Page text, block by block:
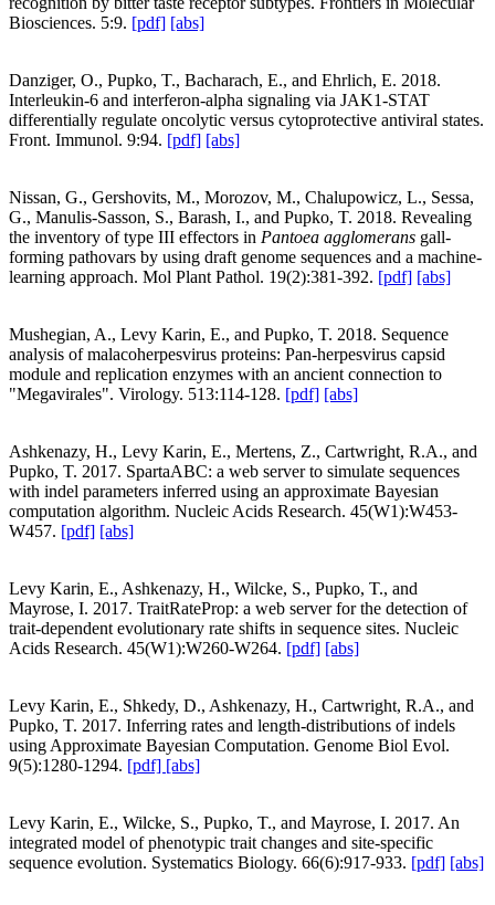
Biosciences. 5:9. [pdf] [abs]
Danziger, O., Pupko, T., Bacharach, E., and Ehrlich, E. 2018.
Interleukin-6 and interferon-alpha signaling via JAK1-STAT
differentially regulate oncolytic versus cytoprotective antiviral states.
Front. Immunol. 9:94. [pdf] [abs]
Nissan, G., Gershovits, M., Morozov, M., Chalupowicz, L., Sessa,
G., Manulis-Sasson, S., Barash, I., and Pupko, T. 2018. Revealing
the inventory of type III effectors in Pantoea agglomerans gall-
forming pathovars by using draft genome sequences and a machine-
learning approach. Mol Plant Pathol. 19(2):381-392. [pdf] [abs]
Mushegian, A., Levy Karin, E., and Pupko, T. 2018. Sequence
analysis of malacoherpesvirus proteins: Pan-herpesvirus capsid
module and replication enzymes with an ancient connection to
"Megavirales". Virology. 513:114-128. [pdf] [abs]
Ashkenazy, H., Levy Karin, E., Mertens, Z., Cartwright, R.A., and
Pupko, T. 2017. SpartaABC: a web server to simulate sequences
with indel parameters inferred using an approximate Bayesian
computation algorithm. Nucleic Acids Research. 45(W1):W453-
W457. [pdf] [abs]
Levy Karin, E., Ashkenazy, H., Wilcke, S., Pupko, T., and
Mayrose, I. 2017. TraitRateProp: a web server for the detection of
trait-dependent evolutionary rate shifts in sequence sites. Nucleic
Acids Research. 45(W1):W260-W264. [pdf] [abs]
Levy Karin, E., Shkedy, D., Ashkenazy, H., Cartwright, R.A., and
Pupko, T. 2017. Inferring rates and length-distributions of indels
using Approximate Bayesian Computation. Genome Biol Evol.
9(5):1280-1294. [pdf] [abs]
Levy Karin, E., Wilcke, S., Pupko, T., and Mayrose, I. 2017. An
integrated model of phenotypic trait changes and site-specific
sequence evolution. Systematics Biology. 66(6):917-933. [pdf] [abs]